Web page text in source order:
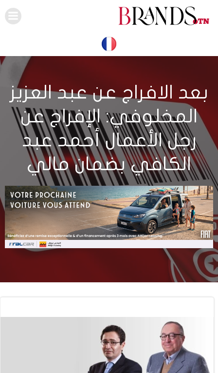
بعد الافراج عن عبد العزيز
المخلوفي: الإفراج عن
رجل الأعمال أحمد عبد
الكافي بضمان مالي